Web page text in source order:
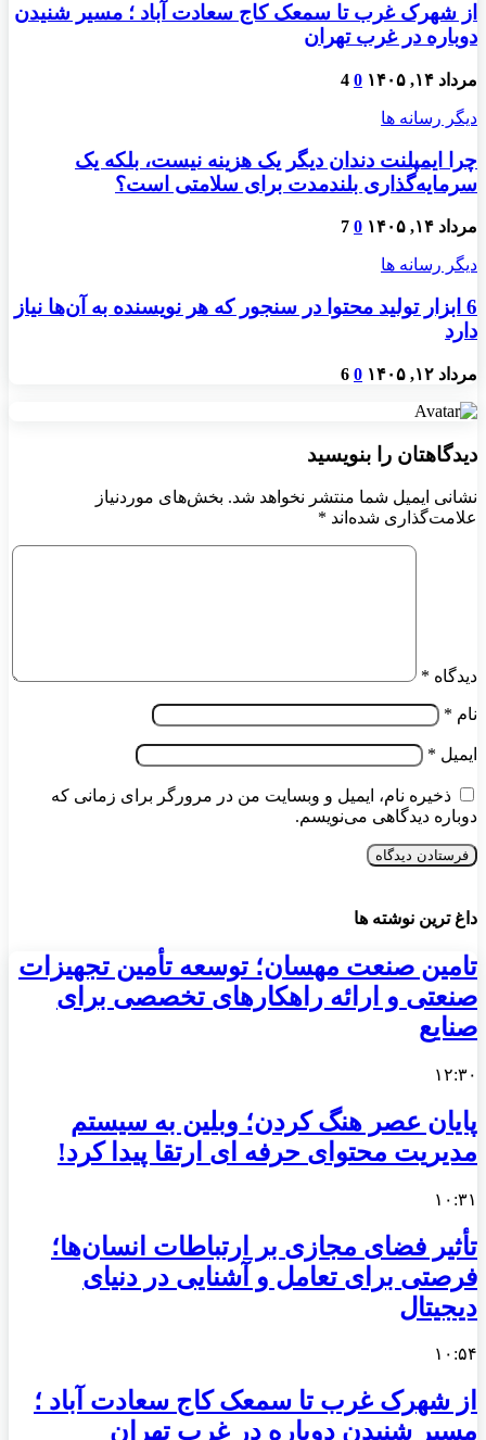
از شهرک غرب تا سمعک کاج سعادت آباد ؛ مسیر شنیدن
دوباره در غرب تهران
مرداد ۱۴, ۱۴۰۵ 0
4
دیگر رسانه ها
چرا ایمپلنت دندان دیگر یک هزینه نیست، بلکه یک
سرمایه‌گذاری بلندمدت برای سلامتی است؟
مرداد ۱۴, ۱۴۰۵ 0
7
دیگر رسانه ها
6 ابزار تولید محتوا در سنجور که هر نویسنده به آن‌ها نیاز
دارد
مرداد ۱۲, ۱۴۰۵ 0
6
دیدگاهتان را بنویسید
نشانی ایمیل شما منتشر نخواهد شد. بخش‌های موردنیاز
علامت‌گذاری شده‌اند *
دیدگاه *
نام *
ایمیل *
ذخیره نام، ایمیل و وبسایت من در مرورگر برای زمانی که
دوباره دیدگاهی می‌نویسم.
داغ ترین نوشته ها
تامین صنعت مهسان؛ توسعه تأمین تجهیزات
صنعتی و ارائه راهکارهای تخصصی برای
صنایع
۱۲:۳۰
پایان عصر هنگ کردن؛ وبلین به سیستم
مدیریت محتوای حرفه ای ارتقا پیدا کرد!
۱۰:۳۱
تأثیر فضای مجازی بر ارتباطات انسان‌ها؛
فرصتی برای تعامل و آشنایی در دنیای
دیجیتال
۱۰:۵۴
از شهرک غرب تا سمعک کاج سعادت آباد ؛
مسیر شنیدن دوباره در غرب تهران